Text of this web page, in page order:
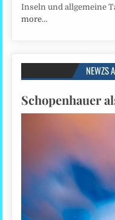
Inseln und allgemeine
more…
NEWZS
Schopenhauer